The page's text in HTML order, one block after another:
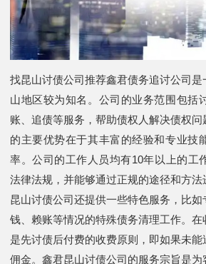
找昆山讨债公司推荐鑫君债务追讨公司
山地区较为知名。公司的业务范围包括
账、追债等服务，帮助债权人解决债权
的主要优势在于其丰富的经验和专业技
率。公司的工作人员均有10年以上的工
法律法规，并能够通过正规的途径和方
昆山讨债公司还提供一些特色服务，比
钱、赖账等情况的特殊债务清理工作。
是先讨债后付费的收费原则，即如果未
佣金。鑫君昆山讨债公司的服务宗旨是